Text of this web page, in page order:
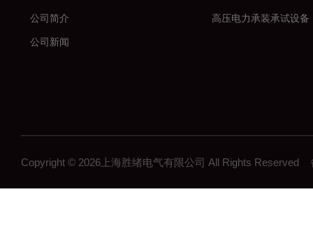
公司简介
公司新闻
高压电力承装承试设备
Copyright © 2026上海胜绪电气有限公司 All Rights Reserved